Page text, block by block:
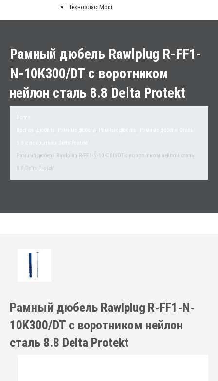
ТехноэластМост
Рамный дюбель Rawlplug R-FF1-
N-10K300/DT с воротником
нейлон сталь 8.8 Delta Protekt
, , , ,
Рамный дюбель Rawlplug R-FF1-N-10K300/DT с воротником нейлон сталь
8.8 Delta Protekt
Рамный дюбель Rawlplug R-FF1-N-
10K300/DT с воротником нейлон
сталь 8.8 Delta Protekt